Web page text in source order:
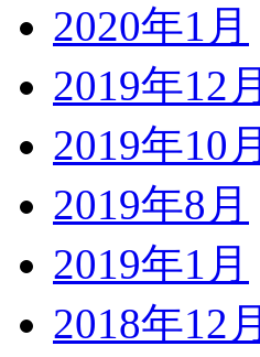
2020年1月
2019年12月
2019年10月
2019年8月
2019年1月
2018年12月